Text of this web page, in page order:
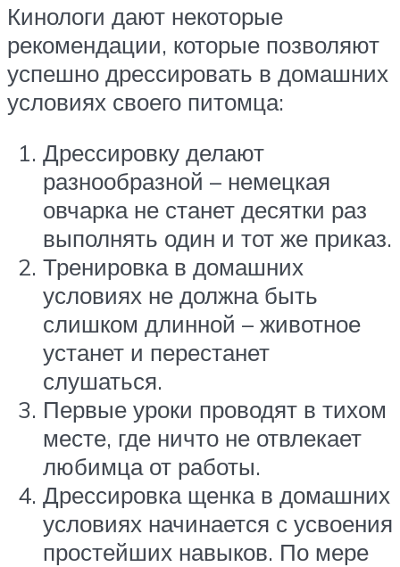
Кинологи дают некоторые
рекомендации, которые позволяют
успешно дрессировать в домашних
условиях своего питомца:
Дрессировку делают
разнообразной – немецкая
овчарка не станет десятки раз
выполнять один и тот же приказ.
Тренировка в домашних
условиях не должна быть
слишком длинной – животное
устанет и перестанет
слушаться.
Первые уроки проводят в тихом
месте, где ничто не отвлекает
любимца от работы.
Дрессировка щенка в домашних
условиях начинается с усвоения
простейших навыков. По мере